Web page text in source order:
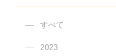
すべて
2023